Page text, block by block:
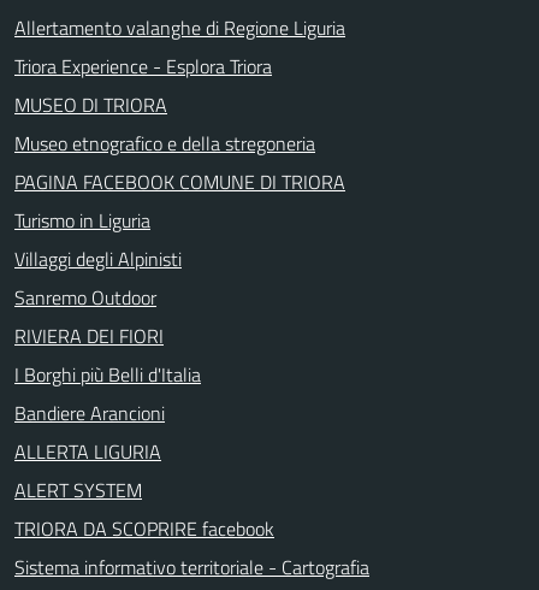
Allertamento valanghe di Regione Liguria
Triora Experience - Esplora Triora
MUSEO DI TRIORA
Museo etnografico e della stregoneria
PAGINA FACEBOOK COMUNE DI TRIORA
Turismo in Liguria
Villaggi degli Alpinisti
Sanremo Outdoor
RIVIERA DEI FIORI
I Borghi più Belli d'Italia
Bandiere Arancioni
ALLERTA LIGURIA
ALERT SYSTEM
TRIORA DA SCOPRIRE facebook
Sistema informativo territoriale - Cartografia